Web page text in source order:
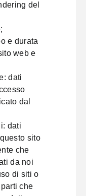
del
e durata
web e
dati
dal
dati
sito
che
da noi
di siti o
che